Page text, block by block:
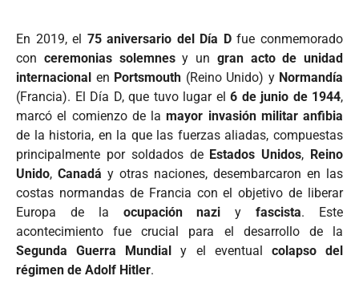
En 2019, el 75 aniversario del Día Dfue conmemorado
con ceremonias solemnesy un gran acto de unidad
internacional en Portsmouth (Reino Unido) y Normandía
(Francia). El Día D, que tuvo lugar el 6 de junio de 1944,
marcó el comienzo de lamayor invasión militar anfibia
de la historia, en la que las fuerzas aliadas, compuestas
principalmente por soldados de Estados Unidos, Reino
Unido, Canadá y otras naciones, desembarcaron en las
costas normandas de Francia con el objetivo de liberar
Europa de la ocupación nazi yfascista. Este
acontecimiento fue crucial para el desarrollo de la
Segunda Guerra Mundial y el eventual colapso del
régimen de Adolf Hitler.